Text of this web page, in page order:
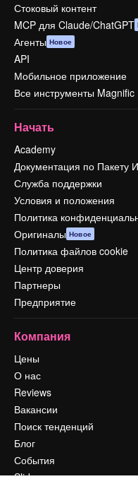
Стоковый контент
MCP для Claude/ChatGPT
Агенты Новое
API
Мобильное приложение
Все инструменты Magnific
Начать
Academy
Документация по Пакету
Служба поддержки
Условия и положения
Политика
Оригиналы Новое
Политика файлов cookie
Центр доверия
Партнеры
Предприятие
Компания
Цены
О нас
Reviews
Вакансии
Поиск тенденций
Блог
События
Slidesgo